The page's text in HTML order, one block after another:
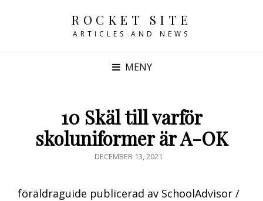
ROCKET SITE
ARTICLES AND NEWS
MENY
10 Skäl till varför
skoluniformer är A-OK
PUBLICERAT
DECEMBER 13, 2021
föräldraguide publicerad av SchoolAdvisor /